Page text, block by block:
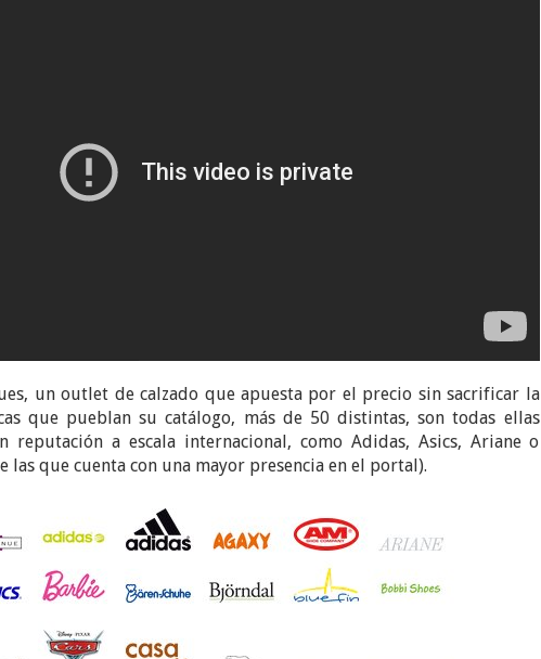
un outlet de calzado que apuesta por el precio sin sacrificar la
que pueblan su catálogo, más de 50 distintas, son todas ellas
reputación a escala internacional, como Adidas, Asics, Ariane o
las que cuenta con una mayor presencia en el portal).